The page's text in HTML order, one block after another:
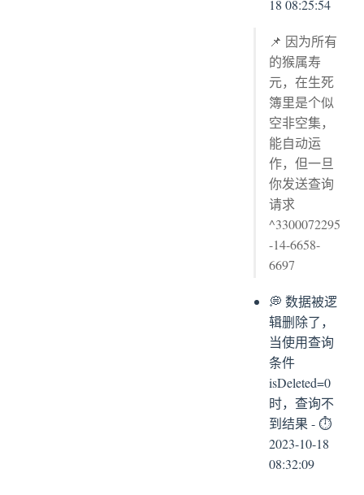
18 08:25:54
📌 因为所有
的猴属寿
元，在生死
簿里是个似
空非空集，
能自动运
作，但一旦
你发送查询
请求
^3300072295
-14-6658-
6697
💭 数据被逻
辑删除了，
当使用查询
条件
isDeleted=0
时，查询不
到结果 - ⏱
2023-10-18
08:32:09